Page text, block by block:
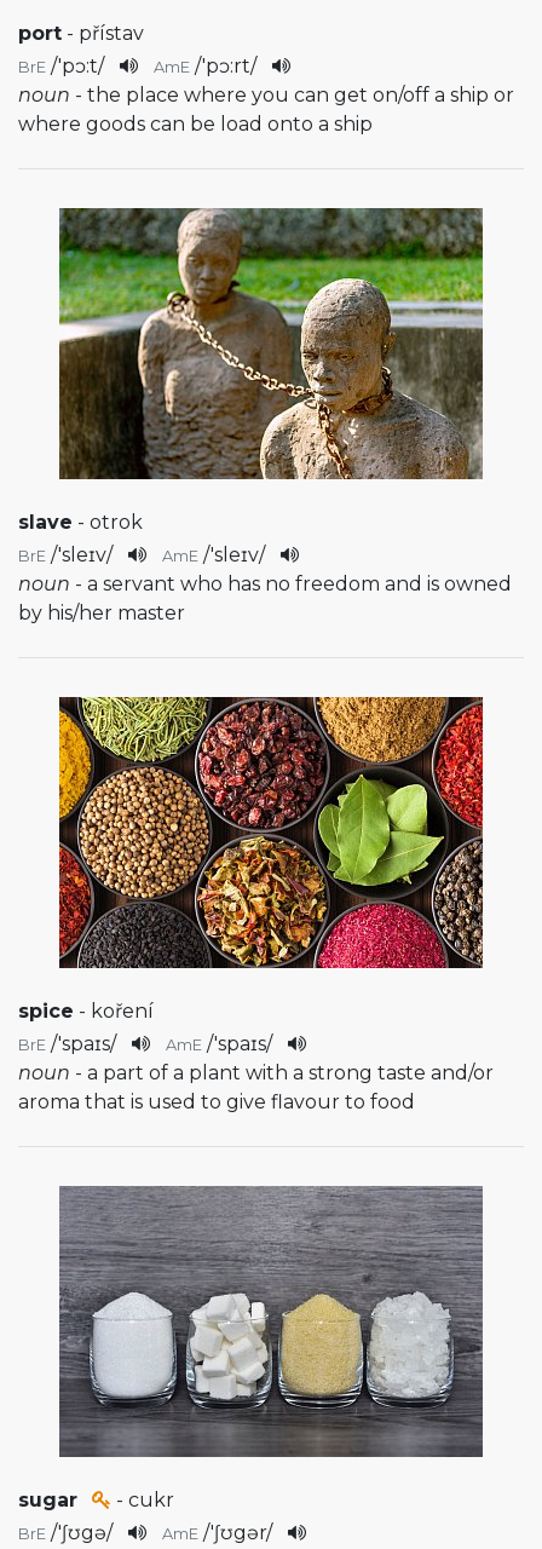
port - přístav
BrE /'pɔ:t/ AmE /'pɔ:rt/
noun - the place where you can get on/off a ship or
where goods can be load onto a ship
slave - otrok
BrE /'sleɪv/ AmE /'sleɪv/
noun - a servant who has no freedom and is owned
by his/her master
spice - koření
BrE /'spaɪs/ AmE /'spaɪs/
noun - a part of a plant with a strong taste and/or
aroma that is used to give flavour to food
sugar - cukr
BrE /'ʃʊgə/ AmE /'ʃʊgər/